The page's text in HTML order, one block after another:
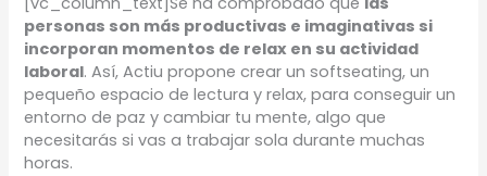
personas son más productivas e imaginativas si
incorporan momentos de relax en su actividad
laboral. Así, Actiu propone crear un softseating, un
pequeño espacio de lectura y relax, para conseguir un
entorno de paz y cambiar tu mente, algo que
necesitarás si vas a trabajar sola durante muchas
horas.